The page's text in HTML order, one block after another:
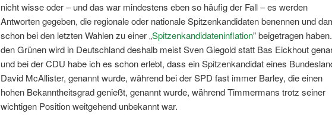
nicht wisse oder – und das war mindestens eben so häufig der Fall – es werden
Antworten gegeben, die regionale oder nationale Spitzenkandidaten benennen und
schon bei den letzten Wahlen zu einer „Spitzenkandidateninflation” beigetragen
den Grünen wird in Deutschland deshalb meist Sven Giegold statt Bas Eickhout
und bei der CDU habe ich es schon erlebt, dass ein Spitzenkandidat eines
David McAllister, genannt wurde, während bei der SPD fast immer Barley, die einen
hohen Bekanntheitsgrad genießt, genannt wurde, während Timmermans trotz seiner
wichtigen Position weitgehend unbekannt war.